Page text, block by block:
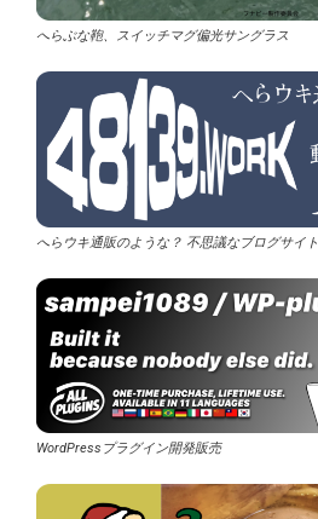
へらぶな鞄、スイッチマグ偏光サングラス
へらウキ通販のような？ 不思議なブログサイト
WordPressプラグイン開発販売